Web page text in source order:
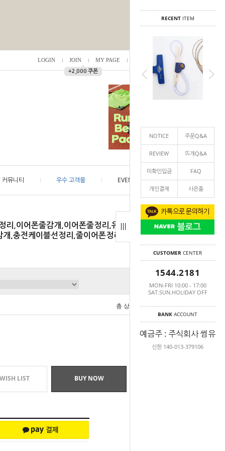
RECENTITEM
NOTICE 주문Q&A
REVIEW 뜨개Q&A
미확인입금 FAQ
개인결제 사은품
CUSTOMER CENTER
1544.2181
MON-FRI 10:00 - 17:00
SAT.SUN.HOLIDAY OFF
BANK ACCOUNT
예금주 : 주식회사 썸유
신한 140-013-379106
LOGIN
JOIN
▲
+2,000 쿠폰
MY PAGE
커뮤니티 우수 고객몰 EVENT
리,이어폰줄감개,이어폰줄정리,유선이어폰,와
,충전케이블선정리,줄이어폰정리
총 상품 금액 0 원
WISH LIST BUY NOW